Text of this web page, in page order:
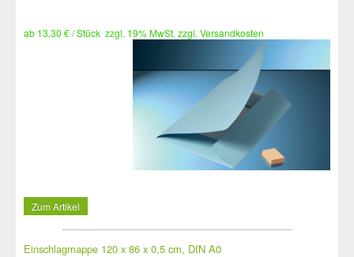
ab 13,30 € / Stück zzgl. 19% MwSt. zzgl. Versandkosten
Zum Artikel
Einschlagmappe 120 x 86 x 0,5 cm, DIN A0